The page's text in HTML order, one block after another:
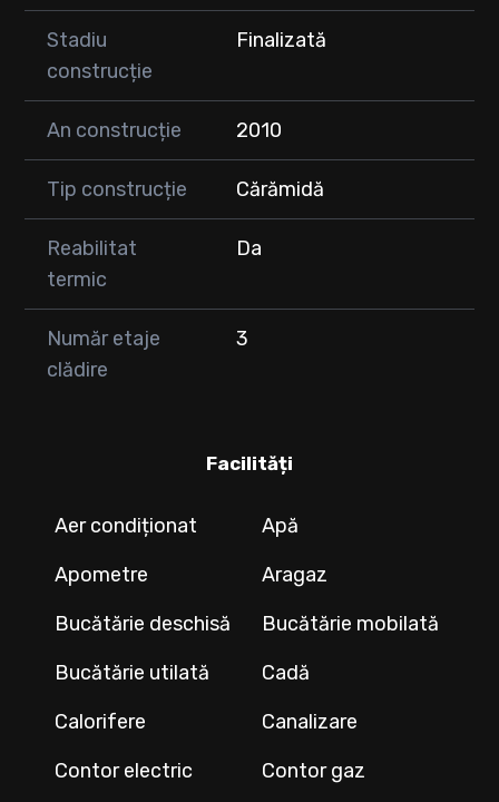
Stadiu
construcție
Finalizată
An construcție 2010
Tip construcție Cărămidă
Reabilitat
termic
Da
Număr etaje
clădire
3
Facilități
Aer condiționat
Apă
Apometre
Aragaz
Bucătărie deschisă
Bucătărie mobilată
Bucătărie utilată
Cadă
Calorifere
Canalizare
Contor electric
Contor gaz